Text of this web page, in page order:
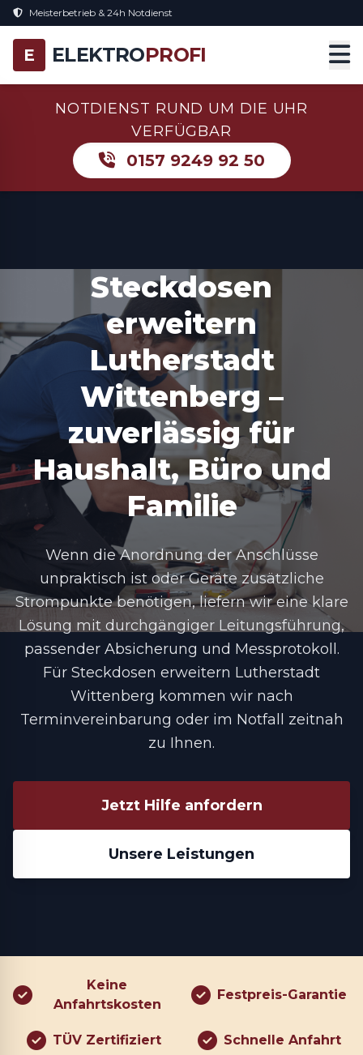
Meisterbetrieb & 24h Notdienst
E ELEKTROPROFI
NOTDIENST RUND UM DIE UHR
VERFÜGBAR
0157 9249 92 50
Steckdosen
erweitern
Lutherstadt
Wittenberg –
zuverlässig für
Haushalt, Büro und
Familie
Wenn die Anordnung der Anschlüsse
unpraktisch ist oder Geräte zusätzliche
Strompunkte benötigen, liefern wir eine klare
Lösung mit durchgängiger Leitungsführung,
passender Absicherung und Messprotokoll.
Für Steckdosen erweitern Lutherstadt
Wittenberg kommen wir nach
Terminvereinbarung oder im Notfall zeitnah
zu Ihnen.
Jetzt Hilfe anfordern
Unsere Leistungen
Keine
Anfahrtskosten
Festpreis-Garantie
TÜV Zertifiziert Schnelle Anfahrt